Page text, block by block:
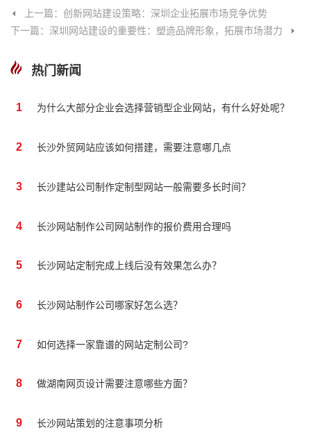
上一篇：创新网站建设策略：深圳企业拓展市场竞争优势
下一篇：深圳网站建设的重要性：塑造品牌形象，拓展市场潜力
热门新闻
1 为什么大部分企业会选择营销型企业网站，有什么好处呢？
2 长沙外贸网站应该如何搭建，需要注意哪几点
3 长沙建站公司制作定制型网站一般需要多长时间？
4 长沙网站制作公司网站制作的报价费用合理吗
5 长沙网站定制完成上线后没有效果怎么办？
6 长沙网站制作公司哪家好怎么选？
7 如何选择一家靠谱的网站定制公司?
8 做湖南网页设计需要注意哪些方面？
9 长沙网站策划的注意事项分析